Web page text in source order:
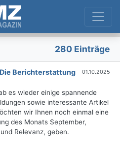
280 Einträge
Bericht­erstattung
01.10.2025
es wieder einige spannende
sowie interessante Artikel
wir Ihnen noch einmal eine
des Monats September,
Relevanz, geben.